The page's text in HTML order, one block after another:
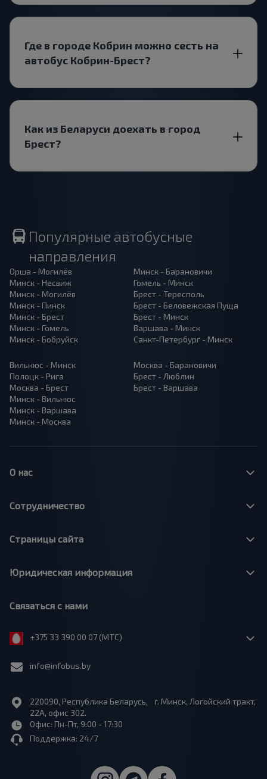
Где в городе Кобрин можно сесть на
автобус Кобрин-Брест?
Как из Беларуси доехать в город
Брест?
Популярные автобусные
направления
Орша - Могилёв
Минск - Несвиж
Минск - Могилёв
Минск - Пинск
Минск - Брест
Минск - Гомель
Минск - Бобруйск
Минск - Барановичи
Гомель - Минск
Брест - Тересполь
Брест - Беловежская Пуща
Брест - Минск
Варшава - Минск
Санкт-Петербург - Минск
Вильнюс - Минск
Полоцк - Рига
Москва - Брест
Минск - Вильнюс
Минск - Варшава
Минск - Москва
Москва - Барановичи
Брест - Люблин
Брест - Варшава
О нас
Сотрудничество
Страницы сайта
Юридическая информация
Связаться с нами
+375 33 390 00 07 (МТС)
info@infobus.by
220090, Республика Беларусь, г. Минск, Логойский тракт,
22А, офис 302.
Офис: Пн-Пт, 9:00 - 17:30
Поддержка: 24/7